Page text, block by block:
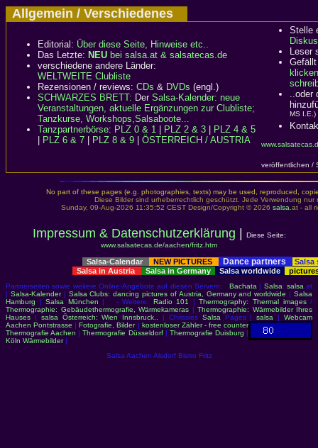
Allgemein / Verschiedenes
Editorial: Über diese Seite, Hinweise etc..
Das Letzte: NEU bei salsa.at & salsatecas.de
verschiedene andere Länder:
WELTWEITE Clubliste
Rezensionen / reviews: CDs & DVDs (engl.)
SCHWARZES BRETT: Der Salsa-Kalender: neue
Veranstaltungen, aktuelle Ergänzungen zur Clubliste;
Tanzkurse, Workshops,Salsaboote...
Tanzpartnerbörse: PLZ 0 & 1 PLZ 2 & 3
PLZ 4 & 5
PLZ 6 & 7 PLZ 8 & 9 ÖSTERREICH / AUSTRIA
Stelle
Leser
klicken
..oder
MS I.E.)
veröffentlichen /
No part of these pages (e.g. photographies, texts) may be used, reproduced,
Diese Bilder sind urheberrechtlich geschützt. Jede Verwendung
Sunday, 09-Aug-2026 11:35:52 CEST Design/Copyright © 2026 salsa .at - all
Impressum & Datenschutzerklärung
Diese Seite:
www.salsatecas.de/aachen/fritz.htm
Salsa-Calendar NEW PICTURES Dance partners
Salsa
Salsa in Austria
Salsa in Germany Salsa worldwide
Partnerseiten sowie weitere Online-Angebote auf diesen Servern: Bachata | Salsa:salsa .at
| Salsa-Kalender| Salsa Clubs: dancing pictures of Austria, Germany and worldwide |Salsa
Hamburg |Salsa München | - Weitere: Radio 101 |Thermography: Thermal images/
Thermographie: Gebäudethermografie, Wärmekameras | Thermographie: Wärmebilder Ihres
Hauses | salsa Österreich: Wien Innsbruck.. | Chrissies Salsa Pages |salsa |Webcam
Aachen Pontstrasse |Fotografie, Bilder| kostenloser Zähler - free counter
Thermografie Aachen |Thermografie Düsseldorf| Thermografie Duisburg |
Köln Wärmebilder|
Salsa Aachen Alsdorf Bistro Fritz